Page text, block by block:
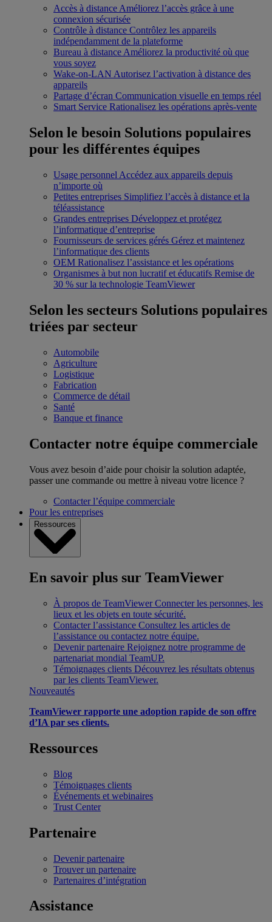
Accès à distance Améliorez l’accès grâce à une
connexion sécurisée
Contrôle à distance Contrôlez les appareils
indépendamment de la plateforme
Bureau à distance Améliorez la productivité où que
vous soyez
Wake-on-LAN Autorisez l’activation à distance des
appareils
Partage d’écran Communication visuelle en temps réel
Smart Service Rationalisez les opérations après-vente
Selon le besoin Solutions populaires
pour les différentes équipes
Usage personnel Accédez aux appareils depuis
n’importe où
Petites entreprises Simplifiez l’accès à distance et la
téléassistance
Grandes entreprises Développez et protégez
l’informatique d’entreprise
Fournisseurs de services gérés Gérez et maintenez
l’informatique des clients
OEM Rationalisez l’assistance et les opérations
Organismes à but non lucratif et éducatifs Remise de
30 % sur la technologie TeamViewer
Selon les secteurs Solutions populaires
triées par secteur
Automobile
Agriculture
Logistique
Fabrication
Commerce de détail
Santé
Banque et finance
Contacter notre équipe commerciale
Vous avez besoin d’aide pour choisir la solution adaptée,
passer une commande ou mettre à niveau votre licence ?
Contacter l’équipe commerciale
Pour les entreprises
Ressources
En savoir plus sur TeamViewer
À propos de TeamViewer Connecter les personnes, les
lieux et les objets en toute sécurité.
Contacter l’assistance Consultez les articles de
l’assistance ou contactez notre équipe.
Devenir partenaire Rejoignez notre programme de
partenariat mondial TeamUP.
Témoignages clients Découvrez les résultats obtenus
par les clients TeamViewer.
Nouveautés
TeamViewer rapporte une adoption rapide de son offre
d’IA par ses clients.
Ressources
Blog
Témoignages clients
Événements et webinaires
Trust Center
Partenaire
Devenir partenaire
Trouver un partenaire
Partenaires d’intégration
Assistance